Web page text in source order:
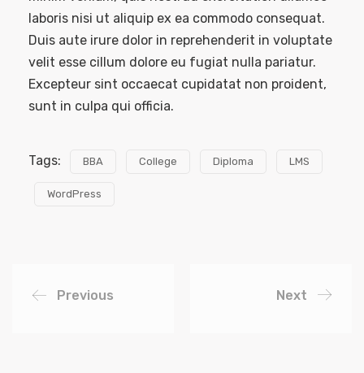
laboris nisi ut aliquip ex ea commodo consequat.
Duis aute irure dolor in reprehenderit in voluptate
velit esse cillum dolore eu fugiat nulla pariatur.
Excepteur sint occaecat cupidatat non proident,
sunt in culpa qui officia.
Tags: BBA College Diploma LMS
WordPress
Previous Next